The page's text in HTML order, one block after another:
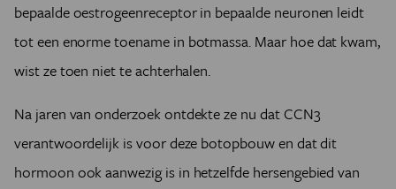
bepaalde oestrogeenreceptor in bepaalde neuronen leidt
tot een enorme toename in botmassa. Maar hoe dat kwam,
wist ze toen niet te achterhalen.
Na jaren van onderzoek ontdekte ze nu dat CCN3
verantwoordelijk is voor deze botopbouw en dat dit
hormoon ook aanwezig is in hetzelfde hersengebied van